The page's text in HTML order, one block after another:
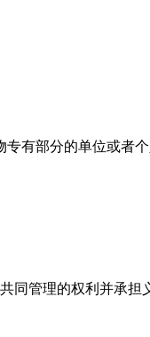
有部分的单位或者个
管理的权利并承担